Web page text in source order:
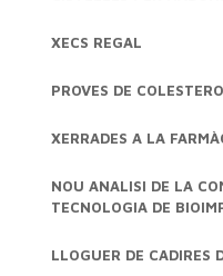
XECS REGAL
PROVES DE
XERRADES A LA
NOU ANALISI DE LA
TECNOLOGIA DE
LLOGUER DE CADIRES